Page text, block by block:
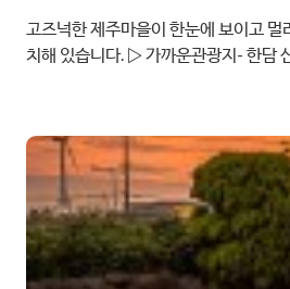
고즈넉한 제주마을이 한눈에 보이고
치해 있습니다. ▷ 가까운관광지- 한담 산책로, 곽지과물해변, 올레16코스, 한림공원, 협재해수욕장, 프시케월드, 제주공룡랜드 등 ▷ 제주공항 20km // 중문 30km 곽지해수욕장 3km // 협재해수욕장